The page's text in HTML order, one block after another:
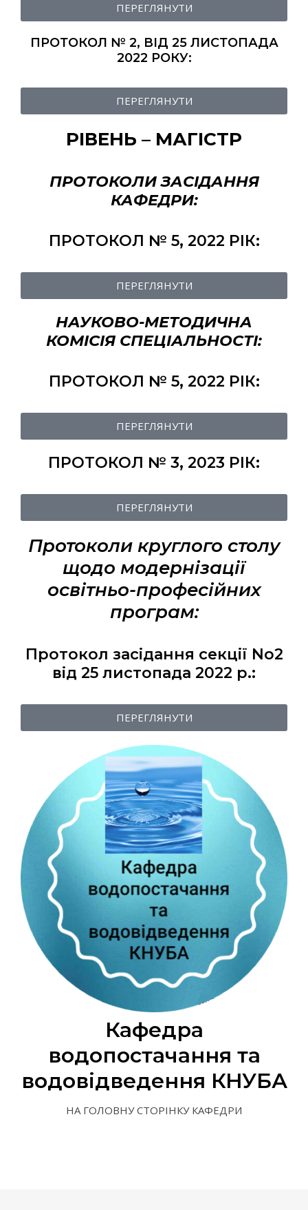
ПЕРЕГЛЯНУТИ
ПРОТОКОЛ № 2, ВІД 25 ЛИСТОПАДА
2022 РОКУ:
ПЕРЕГЛЯНУТИ
РІВЕНЬ – МАГІСТР
ПРОТОКОЛИ ЗАСІДАННЯ
КАФЕДРИ:
ПРОТОКОЛ № 5, 2022 РІК:
ПЕРЕГЛЯНУТИ
НАУКОВО-МЕТОДИЧНА
КОМІСІЯ СПЕЦІАЛЬНОСТІ:
ПРОТОКОЛ № 5, 2022 РІК:
ПЕРЕГЛЯНУТИ
ПРОТОКОЛ № 3, 2023 РІК:
ПЕРЕГЛЯНУТИ
Протоколи круглого столу
щодо модернізації
освітньо-професійних
програм:
Протокол засідання секції No2
від 25 листопада 2022 р.:
ПЕРЕГЛЯНУТИ
Кафедра
водопостачання та
водовідведення КНУБА
НА ГОЛОВНУ СТОРІНКУ КАФЕДРИ